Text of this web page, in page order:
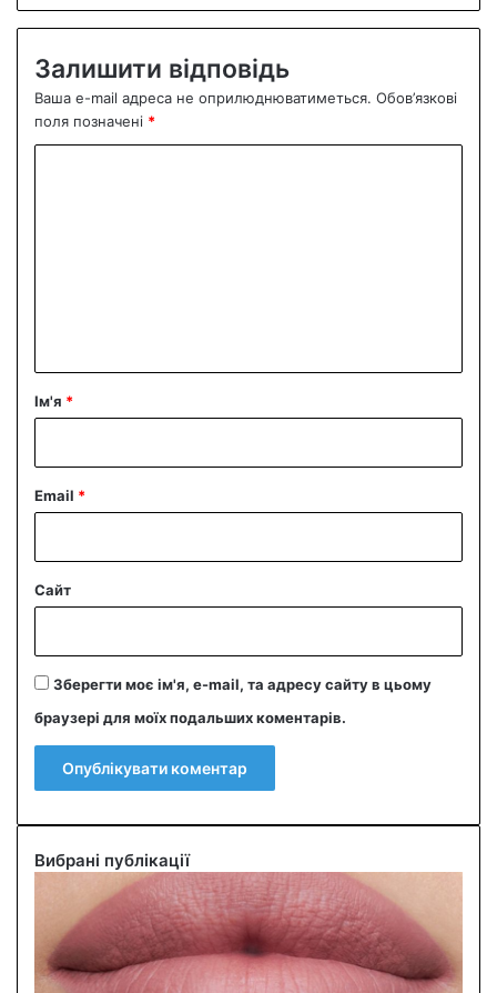
Залишити відповідь
Ваша e-mail адреса не оприлюднюватиметься. Обов’язкові
поля позначені *
рІм'я *
Email *
Сайт
Зберегти моє ім'я, e-mail, та адресу сайту в цьому
браузері для моїх подальших коментарів.
Вибрані публікації
ч